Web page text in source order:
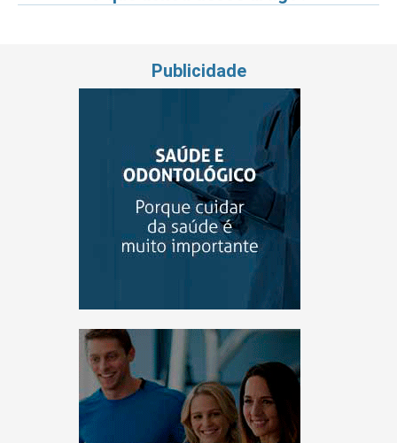
Publicidade